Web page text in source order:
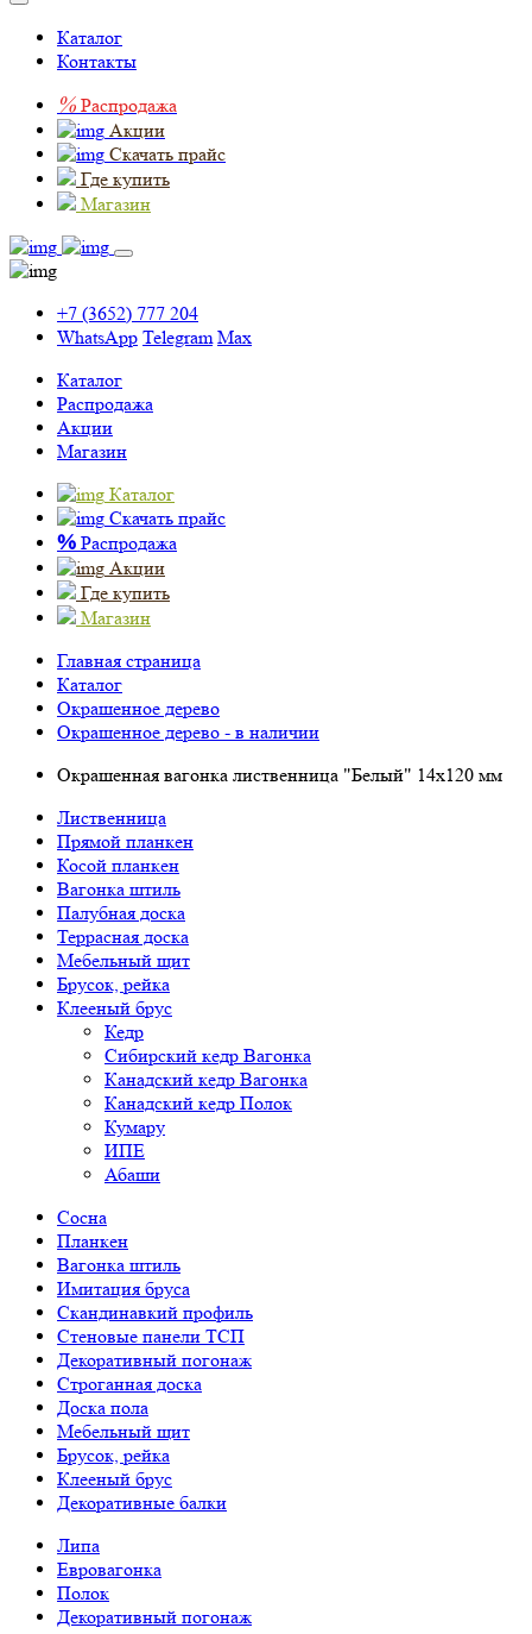
Каталог
Контакты
% Распродажа
Акции
Скачать прайс
Где купить
Магазин
+7 (3652) 777 204
WhatsApp Telegram Max
Каталог
Распродажа
Акции
Магазин
Каталог
Скачать прайс
% Распродажа
Акции
Где купить
Магазин
Главная страница
Каталог
Окрашенное дерево
Окрашенное дерево - в наличии
Окрашенная вагонка лиственница "Белый" 14х120 мм
Лиственница
Прямой планкен
Косой планкен
Вагонка штиль
Палубная доска
Террасная доска
Мебельный щит
Брусок, рейка
Клееный брус
Кедр
Сибирский кедр Вагонка
Канадский кедр Вагонка
Канадский кедр Полок
Кумару
ИПЕ
Абаши
Сосна
Планкен
Вагонка штиль
Имитация бруса
Скандинавкий профиль
Стеновые панели ТСП
Декоративный погонаж
Строганная доска
Доска пола
Мебельный щит
Брусок, рейка
Клееный брус
Декоративные балки
Липа
Евровагонка
Полок
Декоративный погонаж